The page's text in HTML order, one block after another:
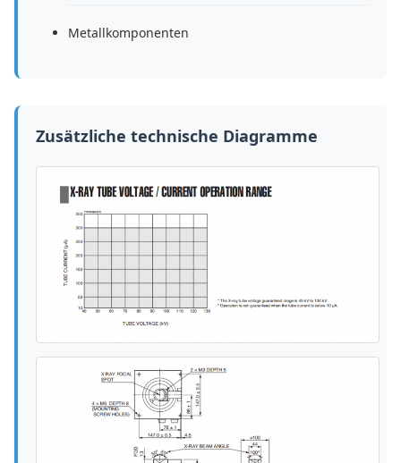
Metallkomponenten
Zusätzliche technische Diagramme